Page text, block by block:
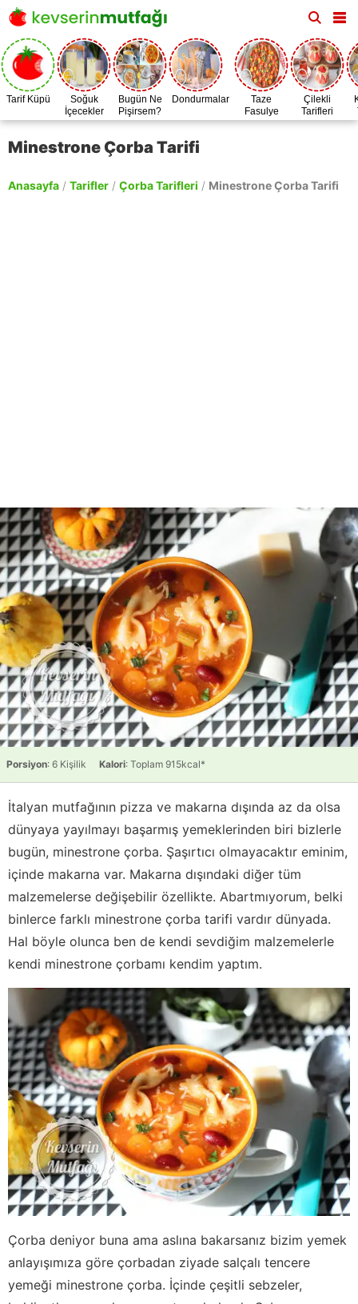
Tarif Küpü
Soğuk
İçecekler
Bugün Ne
Pişirsem?
Dondurmalar
Taze
Fasulye
Zamanı
Çilekli
Tarifleri
Minestrone Çorba Tarifi
Anasayfa / Tarifler / Çorba Tarifleri / Minestrone Çorba Tarifi
Porsiyon: 6 Kişilik Kalori: Toplam 915kcal*
İtalyan mutfağının pizza ve makarna dışında az da olsa
dünyaya yayılmayı başarmış yemeklerinden biri bizlerle
bugün, minestrone çorba. Şaşırtıcı olmayacaktır eminim,
içinde makarna var. Makarna dışındaki diğer tüm
malzemelerse değişebilir özellikte. Abartmıyorum, belki
binlerce farklı minestrone çorba tarifi vardır dünyada.
Hal böyle olunca ben de kendi sevdiğim malzemelerle
kendi minestrone çorbamı kendim yaptım.
Çorba deniyor buna ama aslına bakarsanız bizim yemek
anlayışımıza göre çorbadan ziyade salçalı tencere
yemeği minestrone çorba. İçinde çeşitli sebzeler,